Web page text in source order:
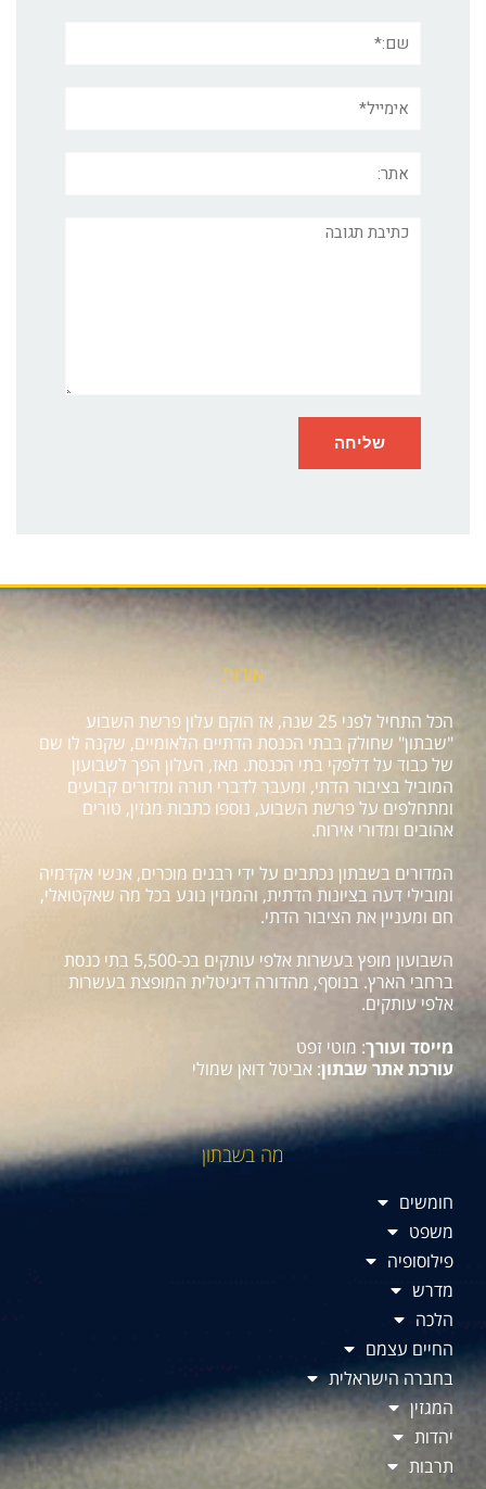
תגובה
אודות
הכל התחיל לפני 25 שנה, אז הוקם עלון פרשת השבוע
"שבתון" שחולק בבתי הכנסת הדתיים הלאומיים, שקנה לו שם
של כבוד על דלפקי בתי הכנסת. מאז, העלון הפך לשבועון
המוביל בציבור הדתי, ומעבר לדברי תורה ומדורים קבועים
ומתחלפים על פרשת השבוע, נוספו כתבות מגזין, טורים
אהובים ומדורי אירוח.
המדורים בשבתון נכתבים על ידי רבנים מוכרים, אנשי אקדמיה
ומובילי דעה בציונות הדתית, והמגזין נוגע בכל מה שאקטואלי,
חם ומעניין את הציבור הדתי.
השבועון מופץ בעשרות אלפי עותקים בכ-5,500 בתי כנסת
ברחבי הארץ. בנוסף, מהדורה דיגיטלית המופצת בעשרות
אלפי עותקים.
מייסד ועורך: מוטי זפט
עורכת אתר שבתון: אביטל דואן שמולי
מה בשבתון
חומשים
משפט
פילוסופיה
מדרש
הלכה
החיים עצמם
בחברה הישראלית
המגזין
יהדות
תרבות